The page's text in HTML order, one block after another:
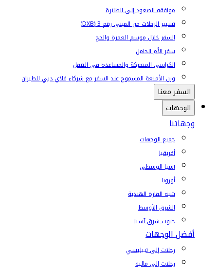
موافقة الصعود إلى الطائرة
تسيير الرحلات من المبنى رقم 3 (DXB)
السفر خلال موسم العمرة والحج
سفر الأم الحامل
الكراسي المتحركة والمساعدة في التنقل
وزن الأمتعة المسموح عند السفر مع شركاء فلاي دبي للطيران
السفر معنا
الوجهات
وجهاتنا
جميع الوجهات
أفريقيا
آسيا الوسطى
أوروبا
شبه القارة الهندية
الشرق الأوسط
جنوب شرق آسيا
أفضل الوجهات
رحلات إلى تبيليسي
رحلات إلى ماليه